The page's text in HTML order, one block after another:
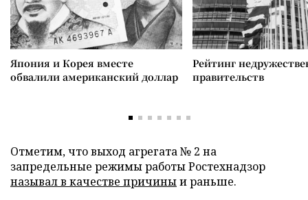
Япония и Корея вместе
обвалили американский доллар
Рейтинг
правительств
Отметим, что выход агрегата № 2 на
запредельные режимы работы Ростехнадзор
называл в качестве причиныи раньше.